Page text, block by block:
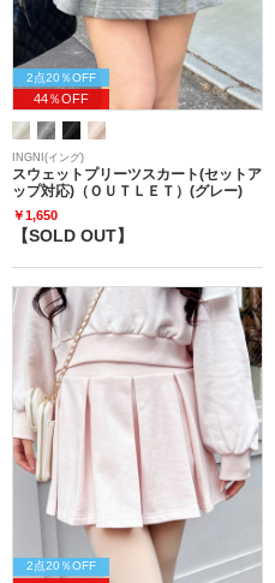
2点20％OFF
44％OFF
INGNI(イング)
スウェットプリーツスカート(セットア
ップ対応)（ＯＵＴＬＥＴ）(グレー)
￥1,650
【SOLD OUT】
2点20％OFF